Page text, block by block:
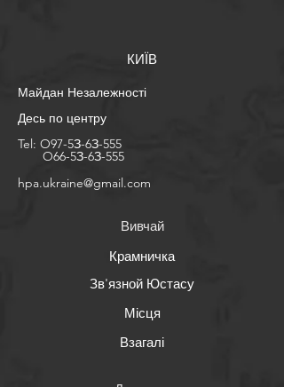
КИЇВ
Майдан Незалежності
Десь по центру
Tel: O97-5З-6З-555
O66-5З-6З-555
​hpa.ukraine@gmail.com
Вивчай
Крамничка
Зв'язной Юстасу
Місця
Взагалі